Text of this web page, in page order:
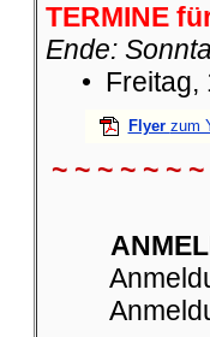
TERMINE
Ende:
• Freitag,
Flyer zum
~ ~ ~ ~ ~ ~